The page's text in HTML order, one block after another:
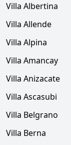
Villa Albertina
Villa Allende
Villa Alpina
Villa Amancay
Villa Anizacate
Villa Ascasubi
Villa Belgrano
Villa Berna